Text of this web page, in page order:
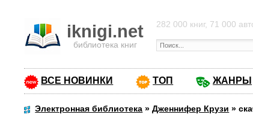
iknigi.net
библиотека книг
282 000 книг, 71 000
ВСЕ НОВИНКИ ТОП ЖАНРЫ
Электронная библиотека »Дженнифер Крузи »